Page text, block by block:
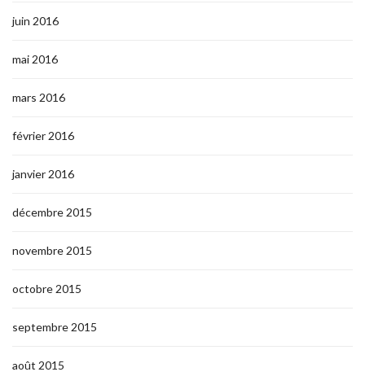
juin 2016
mai 2016
mars 2016
février 2016
janvier 2016
décembre 2015
novembre 2015
octobre 2015
septembre 2015
août 2015